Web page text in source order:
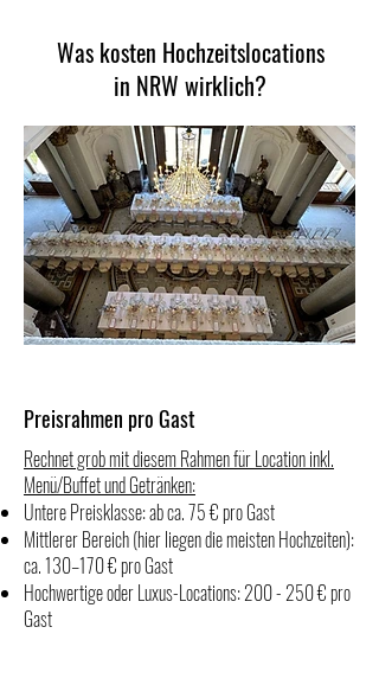
Was kosten Hochzeitslocations
in NRW wirklich?
Preisrahmen pro Gast
Rechnet grob mit diesem Rahmen für Location inkl.
Menü/Buffet und Getränken:
Untere Preisklasse: ab ca. 75 € pro Gast
Mittlerer Bereich (hier liegen die meisten Hochzeiten):
ca. 130–170 € pro Gast
Hochwertige oder Luxus-Locations: 200 - 250 € pro
Gast